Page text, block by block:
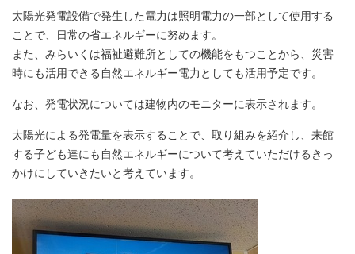
太陽光発電設備で発生した電力は照明電力の一部として使用する
ことで、日常の省エネルギーに努めます。
また、みらいくは福祉避難所としての機能をもつことから、災害
時にも活用できる自然エネルギー電力としても活用予定です。
なお、発電状況については建物内のモニターに表示されます。
太陽光による発電量を表示することで、取り組みを紹介し、来館
する子ども達にも自然エネルギーについて考えていただけるきっ
かけにしていきたいと考えています。